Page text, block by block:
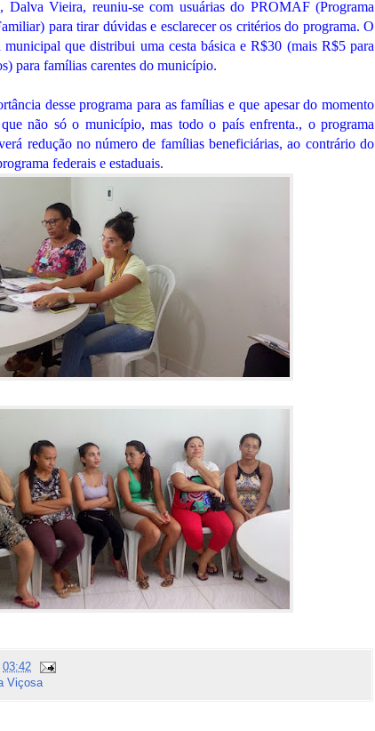
Dalva Vieira, reuniu-se com usuárias do PROMAF (Programa
para tirar dúvidas e esclarecer os critérios do programa. O
que distribui uma cesta básica e R$30 (mais R$5 para
para famílias carentes do município.
desse programa para as famílias e que apesar do momento
não só o município, mas todo o país enfrenta., o programa
redução no número de famílias beneficiárias, ao contrário do
federais e estaduais.
03:42
Viçosa